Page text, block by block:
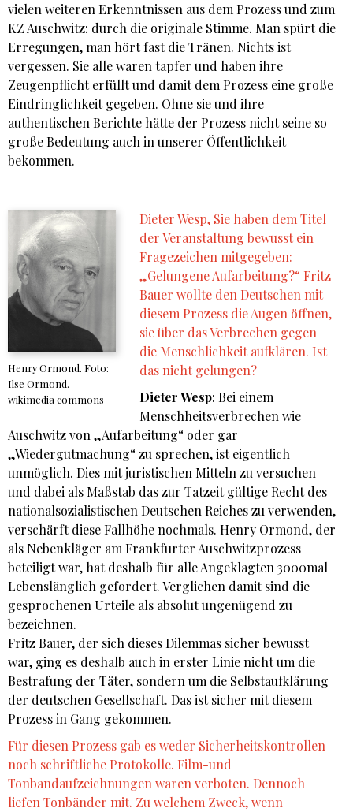
vielen weiteren Erkenntnissen aus dem Prozess und zum
KZ Auschwitz: durch die originale Stimme. Man spürt die
Erregungen, man hört fast die Tränen. Nichts ist
vergessen. Sie alle waren tapfer und haben ihre
Zeugenpflicht erfüllt und damit dem Prozess eine große
Eindringlichkeit gegeben. Ohne sie und ihre
authentischen Berichte hätte der Prozess nicht seine so
große Bedeutung auch in unserer Öffentlichkeit
bekommen.
Henry Ormond. Foto:
Ilse Ormond.
wikimedia commons
Dieter Wesp, Sie haben dem Titel
der Veranstaltung bewusst ein
Fragezeichen mitgegeben:
„Gelungene Aufarbeitung?“ Fritz
Bauer wollte den Deutschen mit
diesem Prozess die Augen öffnen,
sie über das Verbrechen gegen
die Menschlichkeit aufklären. Ist
das nicht gelungen?
Dieter Wesp: Bei einem
Menschheitsverbrechen wie
Auschwitz von „Aufarbeitung“ oder gar
„Wiedergutmachung“ zu sprechen, ist eigentlich
unmöglich. Dies mit juristischen Mitteln zu versuchen
und dabei als Maßstab das zur Tatzeit gültige Recht des
nationalsozialistischen Deutschen Reiches zu verwenden,
verschärft diese Fallhöhe nochmals. Henry Ormond, der
als Nebenkläger am Frankfurter Auschwitzprozess
beteiligt war, hat deshalb für alle Angeklagten 3000mal
Lebenslänglich gefordert. Verglichen damit sind die
gesprochenen Urteile als absolut ungenügend zu
bezeichnen.
Fritz Bauer, der sich dieses Dilemmas sicher bewusst
war, ging es deshalb auch in erster Linie nicht um die
Bestrafung der Täter, sondern um die Selbstaufklärung
der deutschen Gesellschaft. Das ist sicher mit diesem
Prozess in Gang gekommen.
Für diesen Prozess gab es weder Sicherheitskontrollen
noch schriftliche Protokolle. Film-und
Tonbandaufzeichnungen waren verboten. Dennoch
liefen Tonbänder mit. Zu welchem Zweck, wenn